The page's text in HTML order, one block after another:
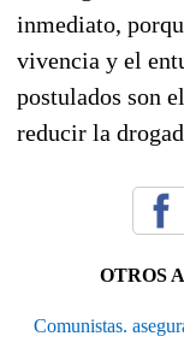
inmediato,
vivencia y el
postulados son
reducir la
OTROS
Comunistas.